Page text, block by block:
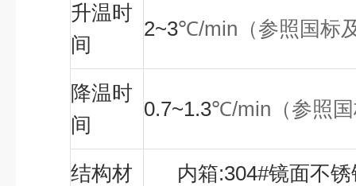
升温时
间
2~3℃/min （参照国标
降温时
间
0.7~1.3℃/min （参照
结构材
内箱:304#镜面不